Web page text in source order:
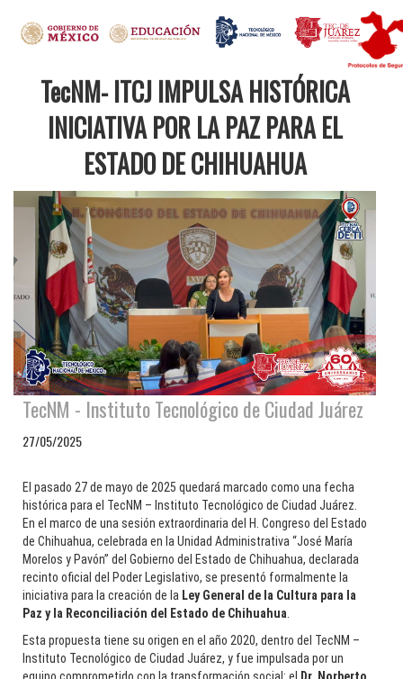
TecNM- ITCJ IMPULSA HISTÓRICA
INICIATIVA POR LA PAZ PARA EL
ESTADO DE CHIHUAHUA
TecNM - Instituto Tecnológico de Ciudad Juárez
27/05/2025
El pasado 27 de mayo de 2025 quedará marcado como una fecha
histórica para el TecNM – Instituto Tecnológico de Ciudad Juárez.
En el marco de una sesión extraordinaria del H. Congreso del Estado
de Chihuahua, celebrada en la Unidad Administrativa “José María
Morelos y Pavón” del Gobierno del Estado de Chihuahua, declarada
recinto oficial del Poder Legislativo, se presentó formalmente la
iniciativa para la creación de la Ley General de la Cultura para la
Paz y la Reconciliación del Estado de Chihuahua
Esta propuesta tiene su origen en el año 2020, dentro del TecNM –
Instituto Tecnológico de Ciudad Juárez, y fue impulsada por un